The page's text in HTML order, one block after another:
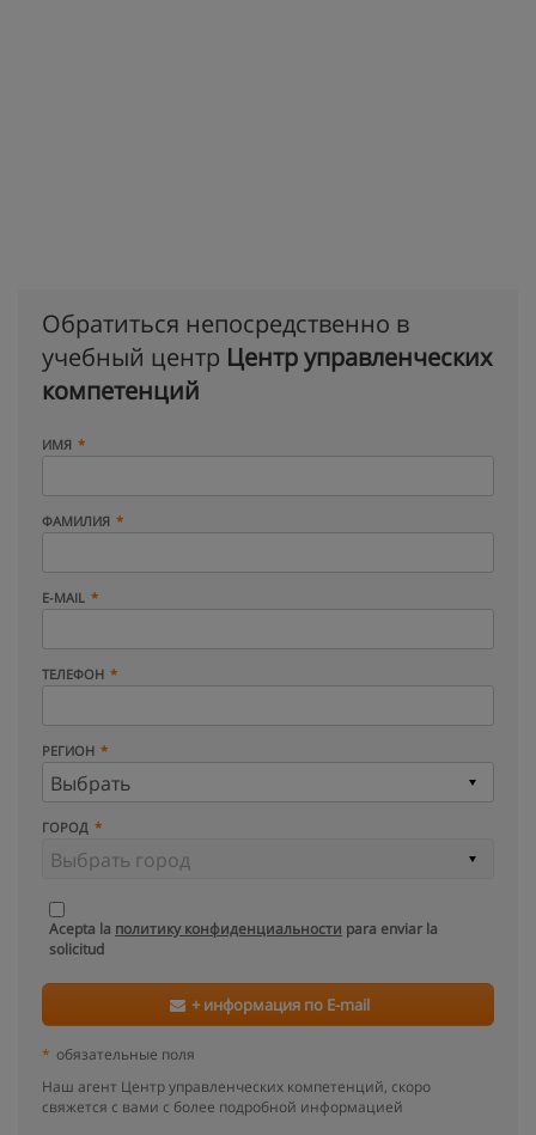
Обратиться непосредственно в
учебный центр Центр управленческих
компетенций
ИМЯ
ФАМИЛИЯ
E-MAIL
ТЕЛЕФОН
РЕГИОН
ГОРОД
Acepta la политику конфиденциальности para enviar la
solicitud
+ информация по E-mail
* обязательные поля
Наш агент Центр управленческих компетенций, скоро
свяжется с вами с более подробной информацией